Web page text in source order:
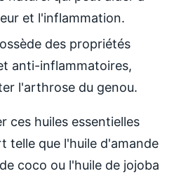
et l'inflammation.
des propriétés
anti-inflammatoires,
l'arthrose du genou.
ces huiles essentielles
telle que l'huile d'amande
coco ou l'huile de jojoba